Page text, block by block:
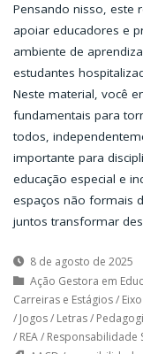
Pensando nisso, este
apoiar educadores e
ambiente de
estudantes
Neste material, você
fundamentais para
todos,
importante para
educação especial e
espaços não formais
juntos transformar
8 de agosto de 2025
Ação Gestora em
Carreiras e Estágios/
/ Jogos/ Letras/
/ REA/ Responsabilidade